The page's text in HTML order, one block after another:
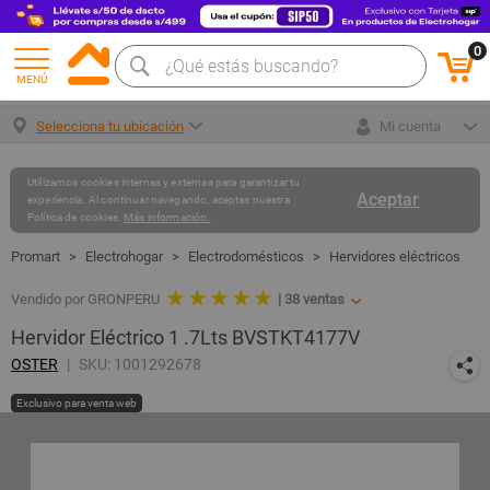
MENÚ
0
Selecciona tu ubicación Mi cuenta
Aceptar
Utilizamos cookies internas y externas para garantizar tu
experiencia. Al continuar navegando, aceptas nuestra
Política de cookies. Más información.
Electrohogar Electrodomésticos Hervidores eléctricos
Vendido por GRONPERU ★ ★ ★ ★ ★ | 38 ventas
Hervidor Eléctrico 1 .7Lts BVSTKT4177V
OSTER SKU: 1001292678
Exclusivo para venta web